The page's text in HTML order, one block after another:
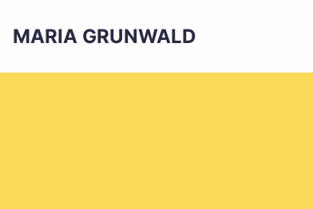
MARIA GRUNWALD